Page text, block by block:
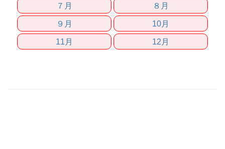
７月
８月
９月
10月
11月
12月